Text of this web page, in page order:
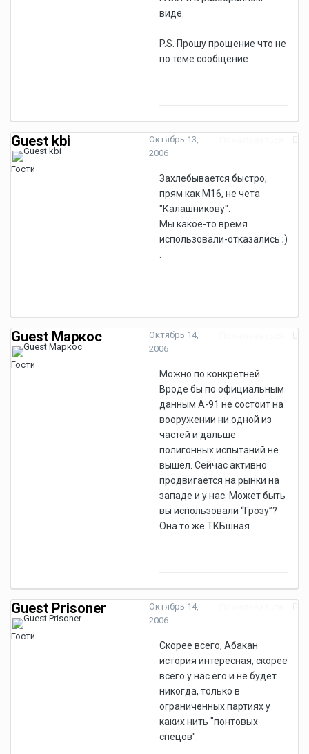
виде.
P.S. Прошу прощение что не
по теме сообщение.
Guest kbi
Гости
Октябрь 13,
2006
Захлебывается быстро,
прям как М16, не чета
"Калашникову".
Мы какое-то время
использовали-отказались ;)
Guest Маркос
Гости
Октябрь 14,
2006
Можно по конкретней.
Вроде бы по официальным
данным А-91 не состоит на
вооружении ни одной из
частей и дальше
полигонных испытаний не
вышел. Сейчас активно
продвигается на рынки на
западе и у нас. Может быть
вы использовали “Грозу”?
Она то же ТКБшная.
Guest Prisoner
Гости
Октябрь 14,
2006
Скорее всего, Абакан
история интересная, скорее
всего у нас его и не будет
никогда, только в
ограниченных партиях у
каких нить "понтовых
спецов".